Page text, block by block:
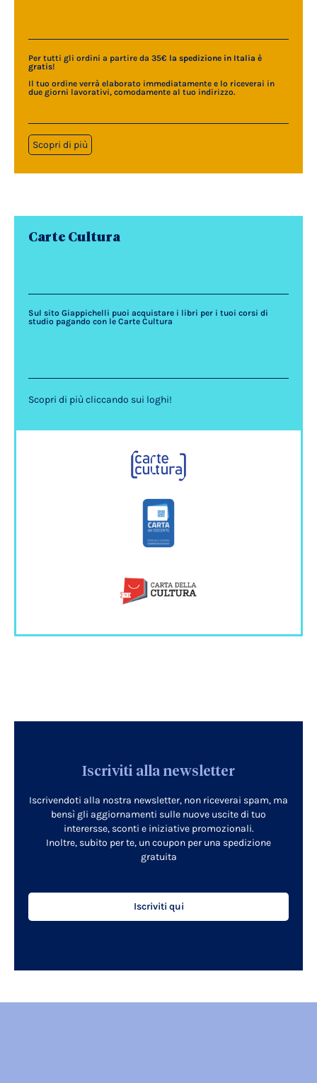
Per tutti gli ordini a partire da 35€ la spedizione in Italia è
gratis!
Il tuo ordine verrà elaborato immediatamente e lo riceverai in
due giorni lavorativi, comodamente al tuo indirizzo.
Scopri di più
Carte Cultura
Sul sito Giappichelli puoi acquistare i libri per i tuoi corsi di
studio pagando con le Carte Cultura
Scopri di più cliccando sui loghi!
Iscriviti alla newsletter
Iscrivendoti alla nostra newsletter, non riceverai spam, ma
bensì gli aggiornamenti sulle nuove uscite di tuo
interersse, sconti e iniziative promozionali.
Inoltre, subito per te, un coupon per una spedizione
gratuita
Iscriviti qui